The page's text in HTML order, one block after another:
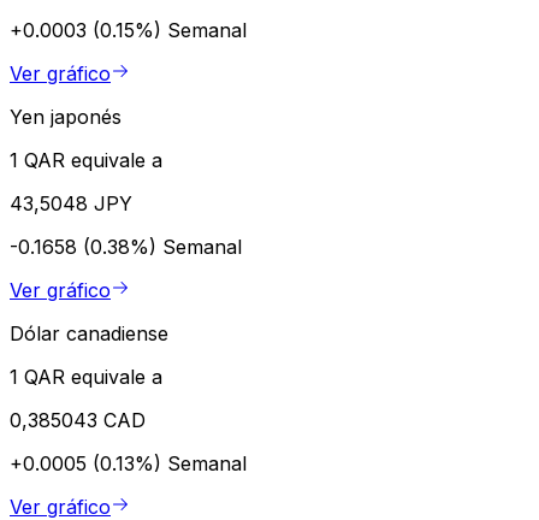
+0.0003 (0.15%) Semanal
Ver gráfico
Yen japonés
1 QAR equivale a
43,5048 JPY
-0.1658 (0.38%) Semanal
Ver gráfico
Dólar canadiense
1 QAR equivale a
0,385043 CAD
+0.0005 (0.13%) Semanal
Ver gráfico